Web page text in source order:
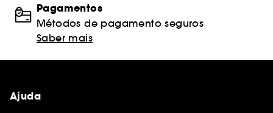
Pagamentos
Métodos de pagamento seguros
Saber mais
Ajuda